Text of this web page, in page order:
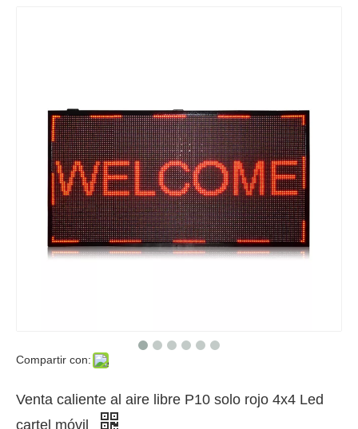
Compartir con:
Venta caliente al aire libre P10 solo rojo 4x4 Led
cartel móvil